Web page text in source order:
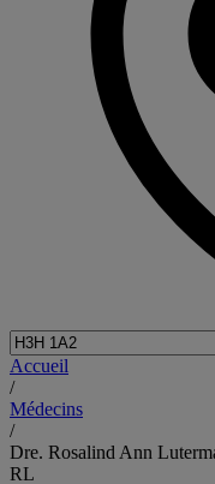
Accueil
/
Médecins
/
Dre. Rosalind Ann
RL